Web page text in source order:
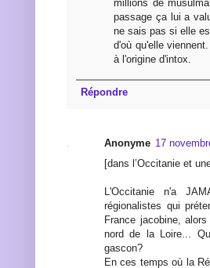
millions de
passage ça lui a
ne sais pas si elle
d'où qu'elle
à l'origine d'intox.
Répondre
Anonyme 17
[dans l’Occitanie et
L'Occitanie n'a
régionalistes qui
France jacobine,
nord de la Loire...
gascon?
En ces temps où la